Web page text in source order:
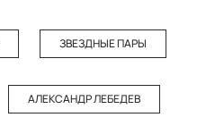
ЗВЕЗДНЫЕ ПАРЫ
АЛЕКСАНДР ЛЕБЕДЕВ